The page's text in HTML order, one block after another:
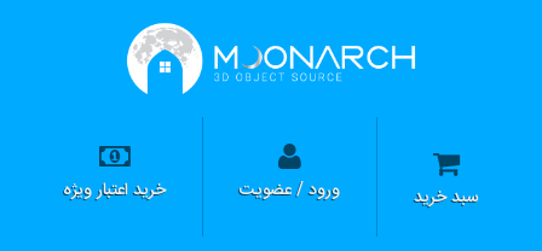
سبد خرید ورود / عضویت خرید اعتبار ویژه